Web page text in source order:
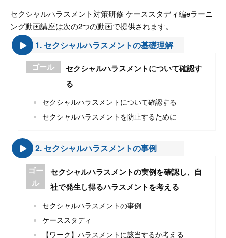
セクシャルハラスメント対策研修 ケーススタディ編eラーニ
ング動画講座は次の2つの動画で提供されます。
1. セクシャルハラスメントの基礎理解
ゴール
セクシャルハラスメントについて確認す
る
セクシャルハラスメントについて確認する
セクシャルハラスメントを防止するために
2. セクシャルハラスメントの事例
ゴー
ル
セクシャルハラスメントの実例を確認し、自
社で発生し得るハラスメントを考える
セクシャルハラスメントの事例
ケーススタディ
【ワーク】ハラスメントに該当するか考える